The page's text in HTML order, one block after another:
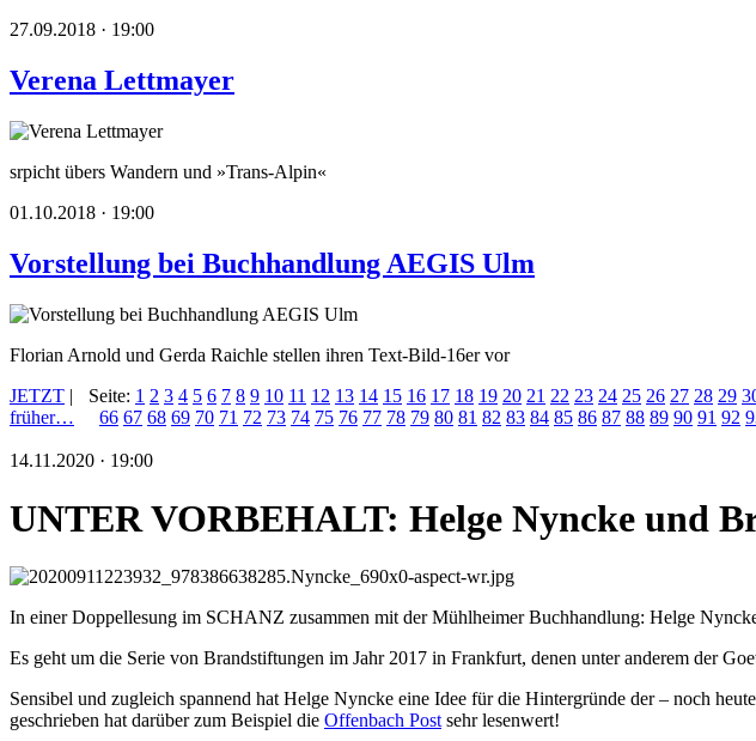
27.09.2018 · 19:00
Verena Lettmayer
srpicht übers Wandern und »Trans-Alpin«
01.10.2018 · 19:00
Vorstellung bei Buchhandlung AEGIS Ulm
Florian Arnold und Gerda Raichle stellen ihren Text-Bild-16er vor
JETZT |
früher…
Seite: 1 2 3 4 5 6 7 8 9 10 11 12 13 14 15 16 17 18 19 20 21 22 23 24 25 26 27 28 29
66 67 68 69 70 71 72 73 74 75 76 77 78 79 80 81 82 83 84 85 86 87 88 89 90 91 92
14.11.2020 · 19:00
UNTER VORBEHALT: Helge Nyncke und
In einer Doppellesung im SCHANZ zusammen mit der Mühlheimer Buchhandlung: Helge
Es geht um die Serie von Brandstiftungen im Jahr 2017 in Frankfurt, denen unter anderem der
Sensibel und zugleich spannend hat Helge Nyncke eine Idee für die Hintergründe der – noch
geschrieben hat darüber zum Beispiel die Offenbach Postsehr lesenwert!